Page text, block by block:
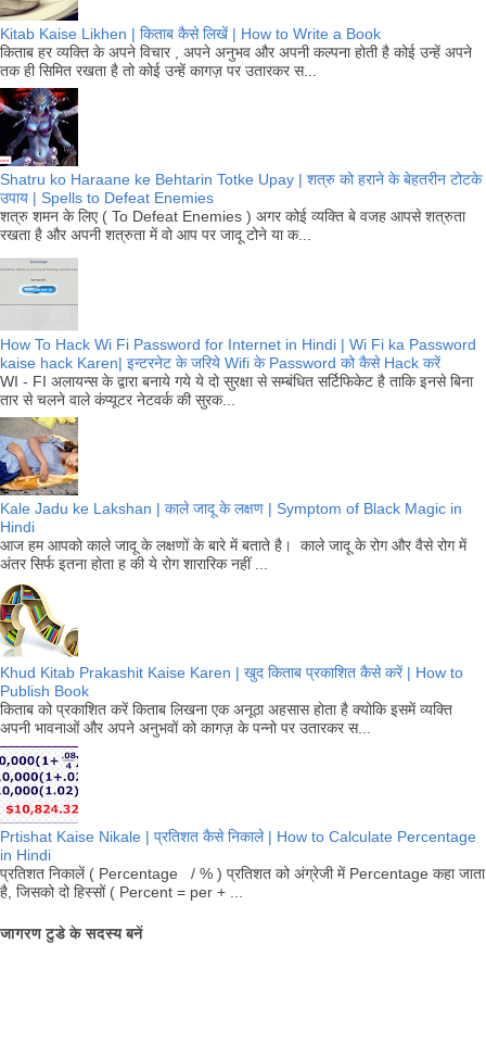
Kitab Kaise Likhen | किताब कैसे लिखें | How to Write a Book
किताब हर व्यक्ति के अपने विचार , अपने अनुभव और अपनी कल्पना होती है कोई उन्हें अपने
तक ही सिमित रखता है तो कोई उन्हें कागज़ पर उतारकर स...
Shatru ko Haraane ke Behtarin Totke Upay | शत्रु को हराने के बेहतरीन टोटके
उपाय | Spells to Defeat Enemies
शत्रु शमन के लिए ( To Defeat Enemies ) अगर कोई व्यक्ति बे वजह आपसे शत्रुता
रखता है और अपनी शत्रुता में वो आप पर जादू टोने या क...
How To Hack Wi Fi Password for Internet in Hindi | Wi Fi ka Password
kaise hack Karen| इन्टरनेट के जरिये Wifi के Password को कैसे Hack करें
WI - FI अलायन्स के द्वारा बनाये गये ये दो सुरक्षा से सम्बंधित सर्टिफिकेट है ताकि इनसे बिना
तार से चलने वाले कंप्यूटर नेटवर्क की सुरक...
Kale Jadu ke Lakshan | काले जादू के लक्षण | Symptom of Black Magic in
Hindi
आज हम आपको काले जादू के लक्षणों के बारे में बताते है। काले जादू के रोग और वैसे रोग में
अंतर सिर्फ इतना होता ह की ये रोग शारारिक नहीं ...
Khud Kitab Prakashit Kaise Karen | खुद किताब प्रकाशित कैसे करें | How to
Publish Book
किताब को प्रकाशित करें किताब लिखना एक अनूठा अहसास होता है क्योकि इसमें व्यक्ति
अपनी भावनाओं और अपने अनुभवों को कागज़ के पन्नो पर उतारकर स...
Prtishat Kaise Nikale | प्रतिशत कैसे निकाले | How to Calculate Percentage
in Hindi
प्रतिशत निकालें ( Percentage / % ) प्रतिशत को अंग्रेजी में Percentage कहा जाता
है, जिसको दो हिस्सों ( Percent = per + ...
जागरण टुडे के सदस्य बनें